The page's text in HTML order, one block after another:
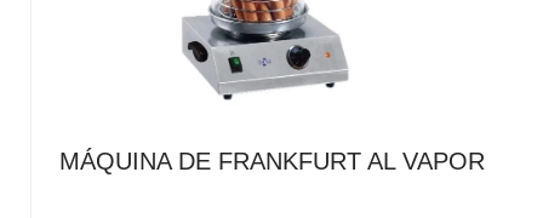
MÁQUINA DE FRANKFURT AL VAPOR